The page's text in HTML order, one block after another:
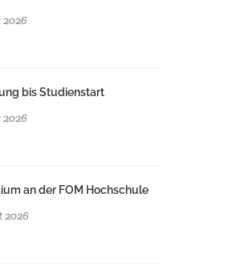
2026
bis Studienstart
2026
an der FOM Hochschule
2026